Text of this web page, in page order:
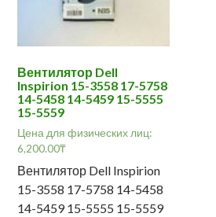
Вентилятор Dell
Inspirion 15-3558 17-5758
14-5458 14-5459 15-5555
15-5559
Цена для физических лиц:
6,200.00₸
Вентилятор Dell Inspirion
15-3558 17-5758 14-5458
14-5459 15-5555 15-5559